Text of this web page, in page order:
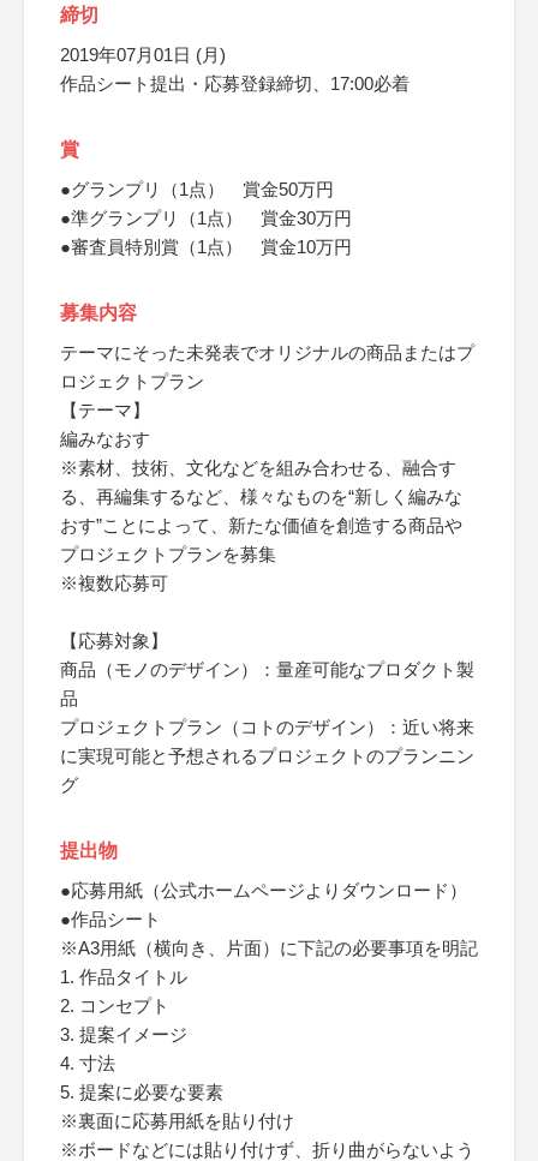
締切
2019年07月01日 (月)
作品シート提出・応募登録締切、17:00必着
賞
●グランプリ（1点） 賞金50万円
●準グランプリ（1点） 賞金30万円
●審査員特別賞（1点） 賞金10万円
募集内容
テーマにそった未発表でオリジナルの商品またはプ
ロジェクトプラン
【テーマ】
編みなおす
※素材、技術、文化などを組み合わせる、融合す
る、再編集するなど、様々なものを“新しく編みな
おす”ことによって、新たな価値を創造する商品や
プロジェクトプランを募集
※複数応募可
【応募対象】
商品（モノのデザイン）：量産可能なプロダクト製
品
プロジェクトプラン（コトのデザイン）：近い将来
に実現可能と予想されるプロジェクトのプランニン
グ
提出物
●応募用紙（公式ホームページよりダウンロード）
●作品シート
※A3用紙（横向き、片面）に下記の必要事項を明記
1. 作品タイトル
2. コンセプト
3. 提案イメージ
4. 寸法
5. 提案に必要な要素
※裏面に応募用紙を貼り付け
※ボードなどには貼り付けず、折り曲がらないよう